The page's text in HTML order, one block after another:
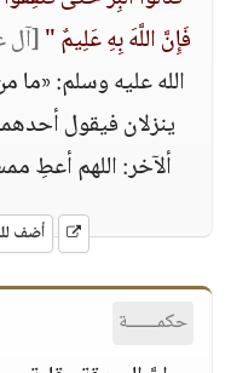
فَإِنَّ اللَّهَ بِهِ عَلِيمٌ "[آل
الله عليه وسلم: «ما
ينزلان فيقول
ألآخر: اللهم أعطِ
أضف
حكمــــــة